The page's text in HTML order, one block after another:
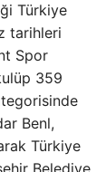
Türkiye
tarihleri
Spor
359
Benl,
Türkiye
Belediye